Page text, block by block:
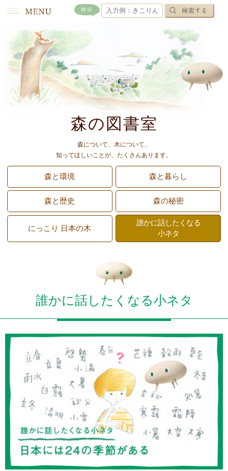
森の図書室
森について、木について、
知ってほしいことが、たくさんあります。
森と環境 森と暮らし
森と歴史 森の秘密
にっこり 日本の木
誰かに話したくなる
小ネタ
誰かに話したくなる小ネタ